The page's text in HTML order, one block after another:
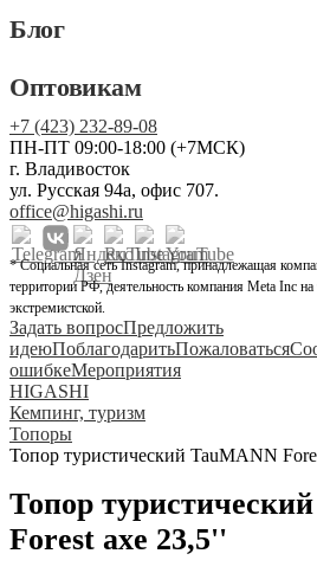
Блог
Оптовикам
+7 (423) 232-89-08
ПН-ПТ 09:00-18:00 (+7МСК)
г. Владивосток
ул. Русская 94а, офис 707.
office@higashi.ru
* Социальная сеть Instagram, принадлежащая
территории РФ, деятельность компания Meta Inc
экстремистской.
Задать вопросПредложить
идеюПоблагодаритьПожаловаться
ошибкеМероприятия
HIGASHI
Кемпинг, туризм
Топоры
Топор туристический TauMANN
Топор
Forest axe 23,5''